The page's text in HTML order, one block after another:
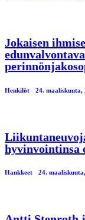
Jokaisen
Henkilöt 24. maaliskuuta,
hyvinvointinsa
Hankkeet 24.